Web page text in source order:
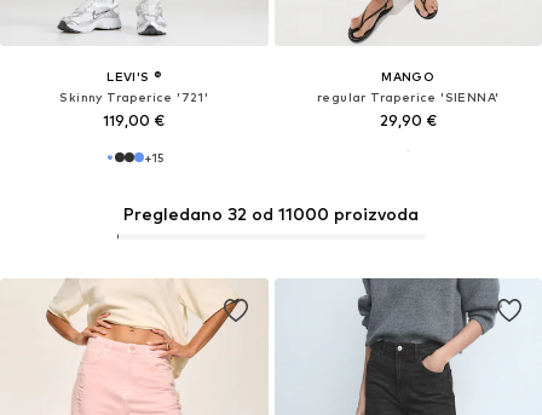
LEVI'S ®
Skinny Traperice '721'
119,00 €
+15
MANGO
regular Traperice 'SIENNA'
29,90 €
Pregledano 32 od 11000 proizvoda